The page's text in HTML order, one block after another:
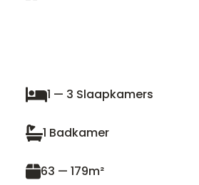
1 — 3 Slaapkamers
1 Badkamer
63 — 179m²